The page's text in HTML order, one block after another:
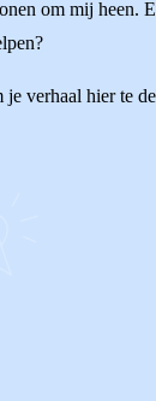
om mij heen.
je verhaal hier te